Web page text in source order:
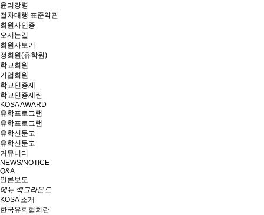
윤리강령
절차대행 표준약관
회원사인증
오시는길
회원사보기
정회원(유학원)
학교회원
기업회원
학교인증제
학교인증제란
KOSA AWARD
유학프로그램
유학프로그램
유학신문고
유학신문고
커뮤니티
NEWS/NOTICE
Q&A
언론보도
메뉴 백그라운드
KOSA 소개
한국유학협회란